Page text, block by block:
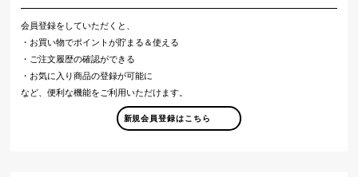
会員登録をしていただくと、
・お買い物でポイントが貯まる＆使える
・ご注文履歴の確認ができる
・お気に入り商品の登録が可能に
など、便利な機能をご利用いただけます。
新規会員登録はこちら